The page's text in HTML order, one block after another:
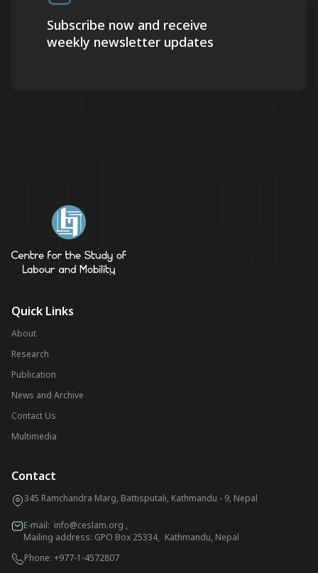
Subscribe now and receive
weekly newsletter updates
Quick Links
About
Research
Publication
News and Archive
Contact Us
Multimedia
Contact
345 Ramchandra Marg, Battisputali, Kathmandu - 9, Nepal
E-mail: info@ceslam.org ,
Mailing address: GPO Box 25334, Kathmandu, Nepal
Phone: +977-1-4572807